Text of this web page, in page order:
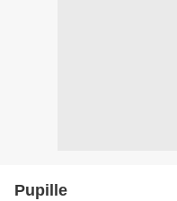
Pupille